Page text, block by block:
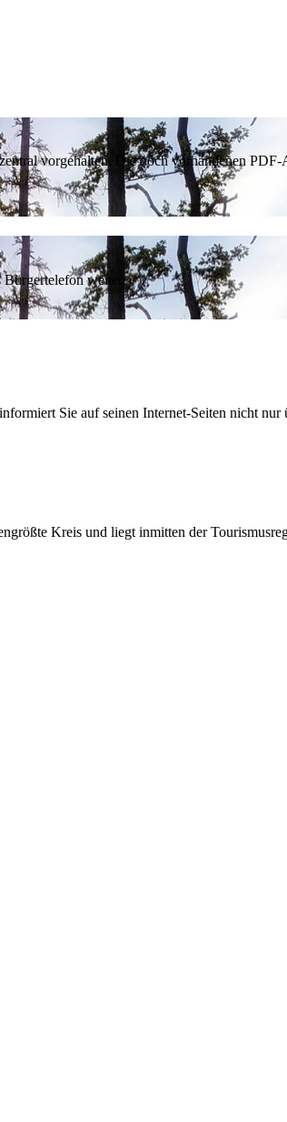
vorgehalten. Die noch vorhandenen
Bürgertelefon weiter.
Sie auf seinen Internet-Seiten nicht
Kreis und liegt inmitten der